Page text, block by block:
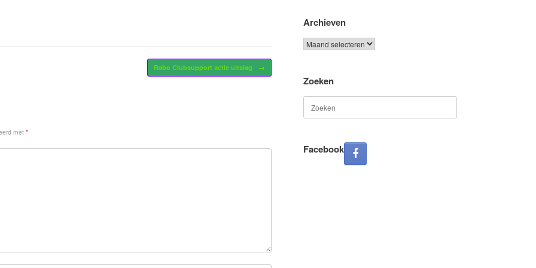
Rabo Clubsupport actie uitslag →
met*
Archieven
Archieven
Zoeken
naar:
Facebook